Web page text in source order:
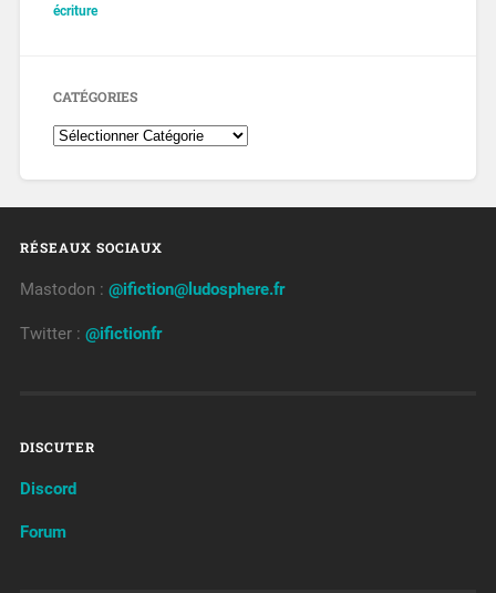
écriture
CATÉGORIES
RÉSEAUX SOCIAUX
Mastodon : @ifiction@ludosphere.fr
Twitter : @ifictionfr
DISCUTER
Discord
Forum